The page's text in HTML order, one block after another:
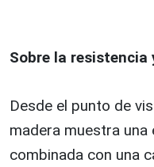
Sobre la resistencia
Desde el punto de
madera muestra una
combinada con una